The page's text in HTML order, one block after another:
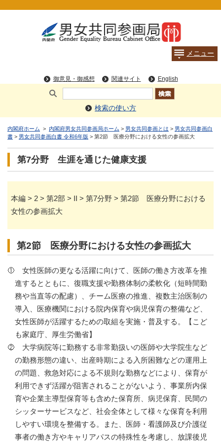
検索の使い方
内閣府ホーム > 内閣府男女共同参画局ホーム > 男女共同参画とは > 男女共同参画白
書 > 男女共同参画白書 令和6年版 > 第2節 医療分野における女性の参画拡大
第7分野 生涯を通じた健康支援
本編 > 2 > 第2部 > II > 第7分野 > 第2節 医療分野における
女性の参画拡大
第2節 医療分野における女性の参画拡大
女性医師の更なる活躍に向けて、医師の働き方改革を推
進するとともに、復職支援や勤務体制の柔軟化（短時間勤
務や当直等の配慮）、チーム医療の推進、複数主治医制の
導入、医療機関における院内保育や病児保育の整備など、
女性医師が活躍するための取組を実施・普及する。【こど
も家庭庁、厚生労働省】
大学病院等に勤務する非常勤扱いの医師や大学院生など
の勤務形態の違い、出産時期による入所困難などの運用上
の問題、救急対応による不規則な勤務などにより、保育が
利用できず活躍が阻害されることがないよう、事業所内保
育や企業主導型保育等も含めた保育所、病児保育、民間の
シッターサービスなど、社会全体として様々な保育を利用
しやすい環境を整備する。また、医師・看護師及び介護従
事者の働き方やキャリアパスの特殊性を考慮し、放課後児